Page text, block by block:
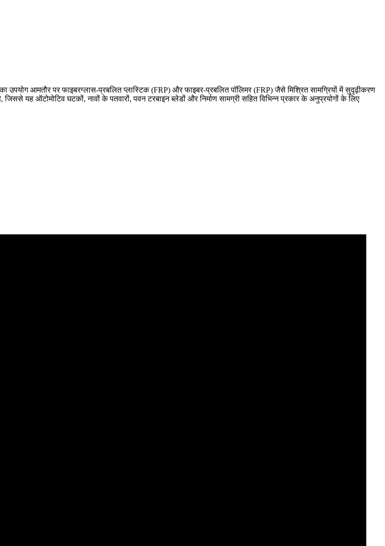
आमतौर पर फाइबरग्लास-प्रबलित प्लास्टिक (FRP) और फाइबर-प्रबलित पॉलिमर (FRP) जैसे मिश्रित सामग्रियों में सुदृढ़ीकरण
यह ऑटोमोटिव घटकों, नावों के पतवारों, पवन टरबाइन ब्लेडों और निर्माण सामग्री सहित विभिन्न प्रकार के अनुप्रयोगों के लिए